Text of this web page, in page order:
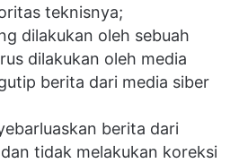
teknisnya;
dilakukan oleh sebuah
dilakukan oleh media
berita dari media siber
berita dari
tidak melakukan koreksi